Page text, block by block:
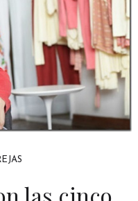
las cinco